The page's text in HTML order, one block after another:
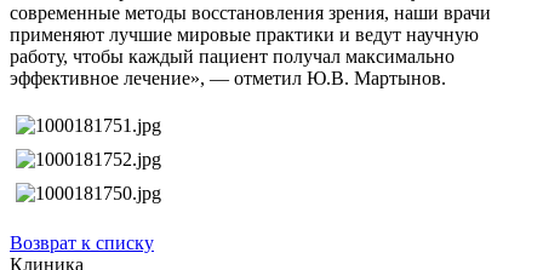
современные методы восстановления зрения, наши врачи
применяют лучшие мировые практики и ведут научную
работу, чтобы каждый пациент получал максимально
эффективное лечение», — отметил Ю.В. Мартынов.
Возврат к списку
Клиника